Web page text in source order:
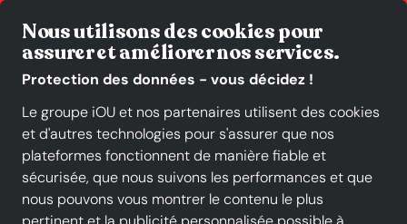
Nous utilisons des cookies pour
assurer et améliorer nos services.
Protection des données - vous décidez !
Le groupe iOU et nos partenaires utilisent des cookies
et d'autres technologies pour s'assurer que nos
plateformes fonctionnent de manière fiable et
sécurisée, que nous suivons les performances et que
nous pouvons vous montrer le contenu le plus
Toutes les catégories Nouveautés Promotions
Clarks